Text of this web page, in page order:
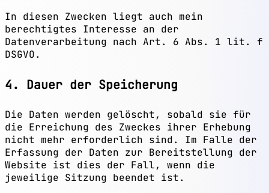
In diesen Zwecken liegt auch mein
berechtigtes Interesse an der
Datenverarbeitung nach Art. 6 Abs. 1 lit. f
DSGVO.
4. Dauer der Speicherung
Die Daten werden gelöscht, sobald sie für
die Erreichung des Zweckes ihrer Erhebung
nicht mehr erforderlich sind. Im Falle der
Erfassung der Daten zur Bereitstellung der
Website ist dies der Fall, wenn die
jeweilige Sitzung beendet ist.